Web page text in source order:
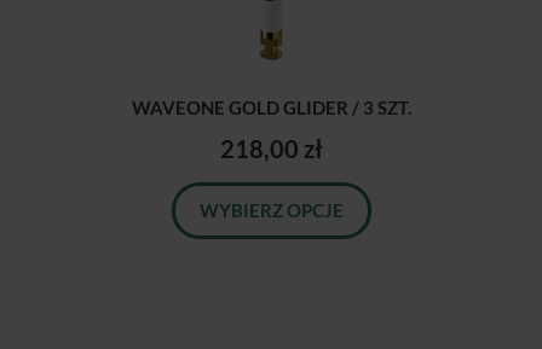
WAVEONE GOLD GLIDER / 3 SZT.
218,00 zł
WYBIERZ OPCJE